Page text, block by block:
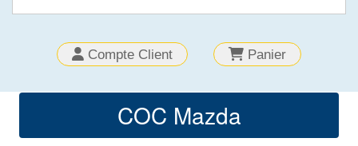
OUTILS
CLIENT
Compte Client Panier
COC Mazda